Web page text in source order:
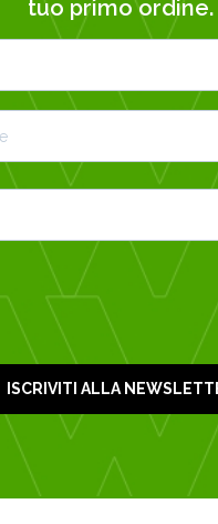
tuo primo ordine.
ISCRIVITI ALLA